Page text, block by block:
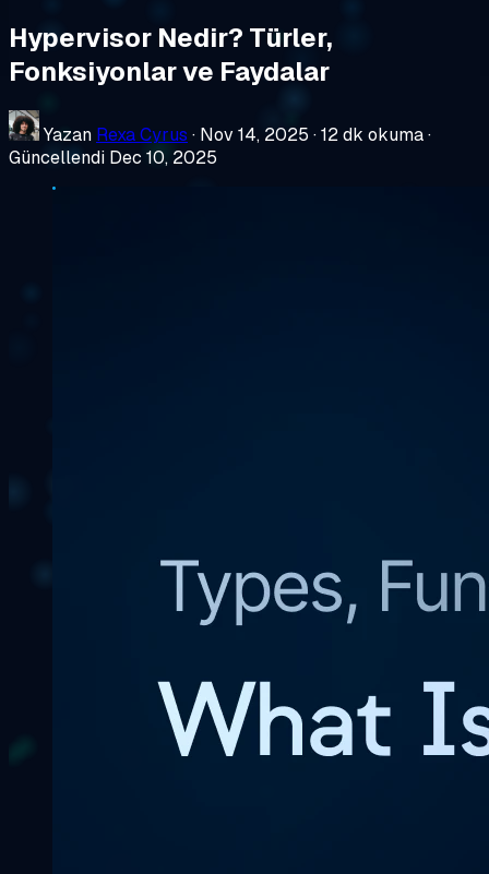
Hypervisor Nedir? Türler,
Fonksiyonlar ve Faydalar
Yazan Rexa Cyrus · Nov 14, 2025 ·12 dk okuma·
Güncellendi Dec 10, 2025